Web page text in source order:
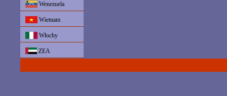
Wenezuela
Wietnam
Włochy
ZEA